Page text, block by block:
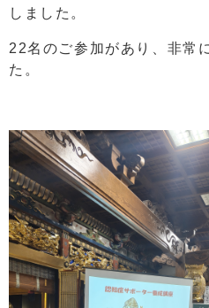
しました。
22名のご参加があり、非常
た。